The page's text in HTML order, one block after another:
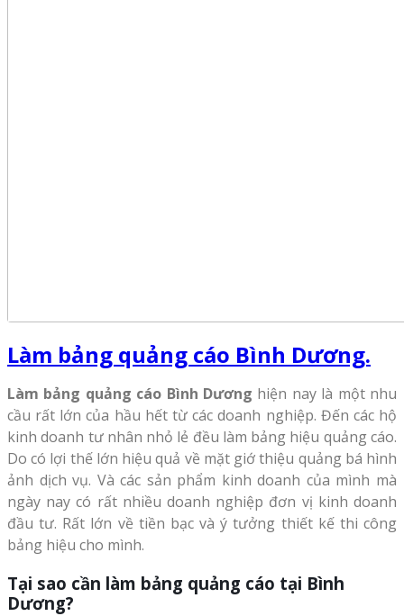
Làm bảng quảng cáo Bình Dương.
Làm bảng quảng cáo Bình Dương hiện nay là một nhu
cầu rất lớn của hầu hết từ các doanh nghiệp. Đến các hộ
kinh doanh tư nhân nhỏ lẻ đều làm bảng hiệu quảng cáo.
Do có lợi thế lớn hiệu quả về mặt giớ thiệu quảng bá hình
ảnh dịch vụ. Và các sản phẩm kinh doanh của mình mà
ngày nay có rất nhiều doanh nghiệp đơn vị kinh doanh
đầu tư. Rất lớn về tiền bạc và ý tưởng thiết kế thi công
bảng hiệu cho mình.
Tại sao cần làm bảng quảng cáo tại Bình
Dương?